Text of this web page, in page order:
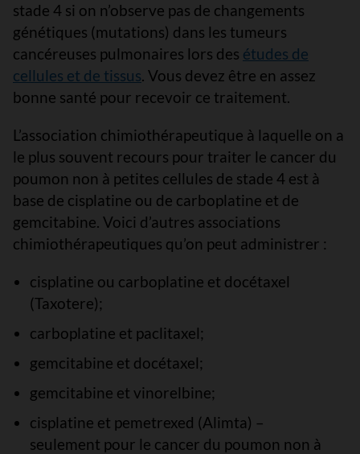
stade 4 si on n’observe pas de changements
génétiques (mutations) dans les tumeurs
cancéreuses pulmonaires lors des études de
cellules et de tissus. Vous devez être en assez
bonne santé pour recevoir ce traitement.
L’association chimiothérapeutique à laquelle on a
le plus souvent recours pour traiter le cancer du
poumon non à petites cellules de stade 4 est à
base de cisplatine ou de carboplatine et de
gemcitabine. Voici d’autres associations
chimiothérapeutiques qu’on peut administrer :
cisplatine ou carboplatine et docétaxel
(Taxotere);
carboplatine et paclitaxel;
gemcitabine et docétaxel;
gemcitabine et vinorelbine;
cisplatine et pemetrexed (Alimta) –
seulement pour le cancer du poumon non à